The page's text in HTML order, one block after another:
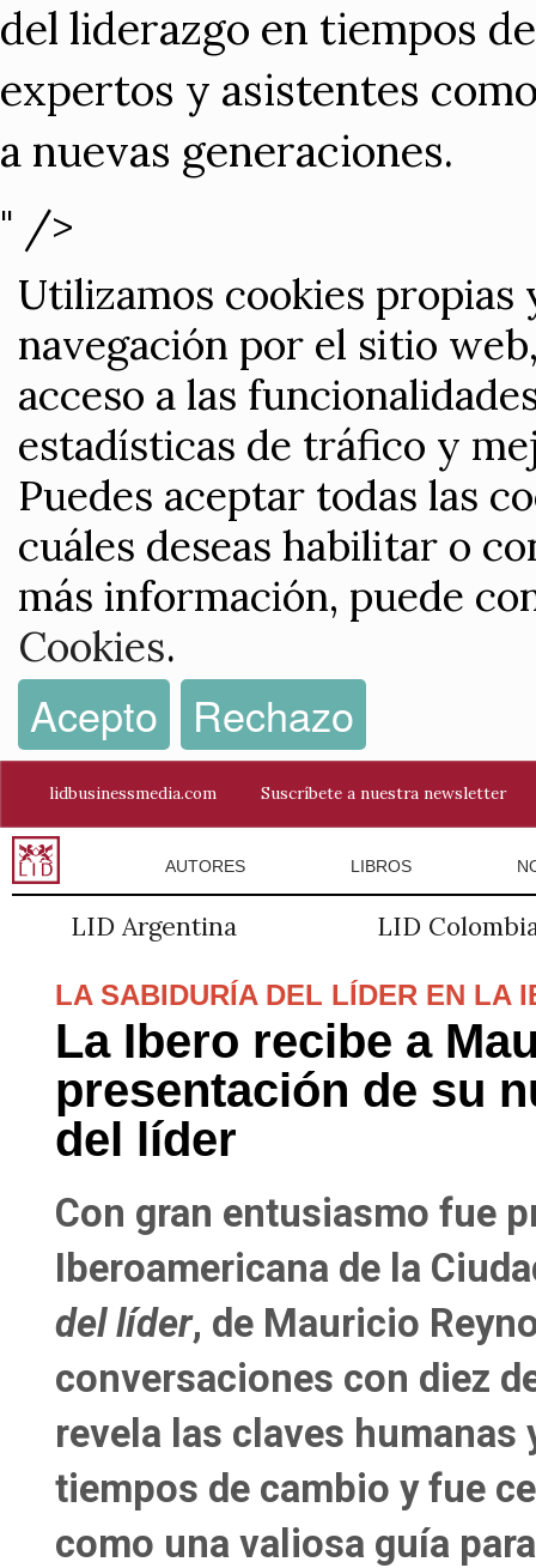
del liderazgo en tiempos
expertos y asistentes
a nuevas generaciones.
" />
Utilizamos cookies
navegación por el sitio
acceso a las
estadísticas de tráfico y
Puedes aceptar todas las
cuáles deseas habilitar o
más información, puede
Cookies.
Acepto Rechazo
lidbusinessmedia.com Suscríbete a nuestra newsletter
AUTORES LIBROS
LID Argentina LID
LA SABIDURÍA DEL LÍDER EN LA
La Ibero recibe a
presentación de su
del líder
Con gran entusiasmo fue
Iberoamericana de la
del líder, de Mauricio
conversaciones con diez
revela las claves
tiempos de cambio y fue
como una valiosa guía